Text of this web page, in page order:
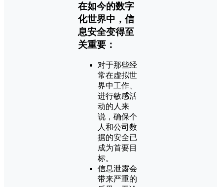
在如今的数字
化世界中，信
息安全变得至
关重要：
对于那些经
常在虚拟世
界中工作、
进行敏感活
动的人来
说，确保个
人和公司数
据的安全已
成为首要目
标。
信息泄露会
带来严重的